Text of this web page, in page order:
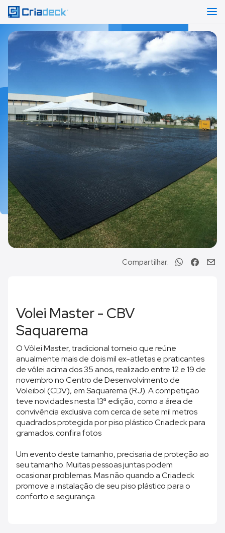
Compartilhar:
Volei Master - CBV
Saquarema
O Vôlei Master, tradicional torneio que reúne
anualmente mais de dois mil ex-atletas e praticantes
de vôlei acima dos 35 anos, realizado entre 12 e 19 de
novembro no Centro de Desenvolvimento de
Voleibol (CDV), em Saquarema (RJ). A competição
teve novidades nesta 13ª edição, como a área de
convivência exclusiva com cerca de sete mil metros
quadrados protegida por piso plástico Criadeck para
gramados. confira fotos
Um evento deste tamanho, precisaria de proteção ao
seu tamanho. Muitas pessoas juntas podem
ocasionar problemas. Mas não quando a Criadeck
promove a instalação de seu piso plástico para o
conforto e segurança.